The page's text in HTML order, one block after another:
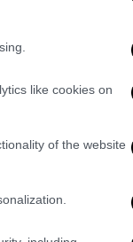
like cookies on
of the website